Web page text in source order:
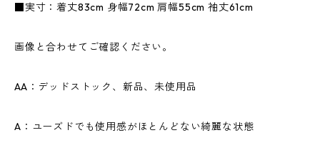
■実寸：着丈83cm 身幅72cm 肩幅55cm 袖丈61cm
画像と合わせてご確認ください。
AA：デッドストック、新品、未使用品
A：ユーズドでも使用感がほとんどない綺麗な状態